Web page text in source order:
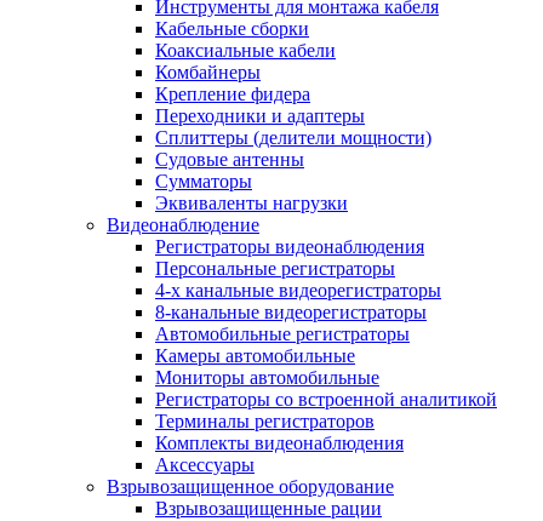
Инструменты для монтажа кабеля
Кабельные сборки
Коаксиальные кабели
Комбайнеры
Крепление фидера
Переходники и адаптеры
Сплиттеры (делители мощности)
Судовые антенны
Сумматоры
Эквиваленты нагрузки
Видеонаблюдение
Регистраторы видеонаблюдения
Персональные регистраторы
4-х канальные видеорегистраторы
8-канальные видеорегистраторы
Автомобильные регистраторы
Камеры автомобильные
Мониторы автомобильные
Регистраторы со встроенной аналитикой
Терминалы регистраторов
Комплекты видеонаблюдения
Аксессуары
Взрывозащищенное оборудование
Взрывозащищенные рации